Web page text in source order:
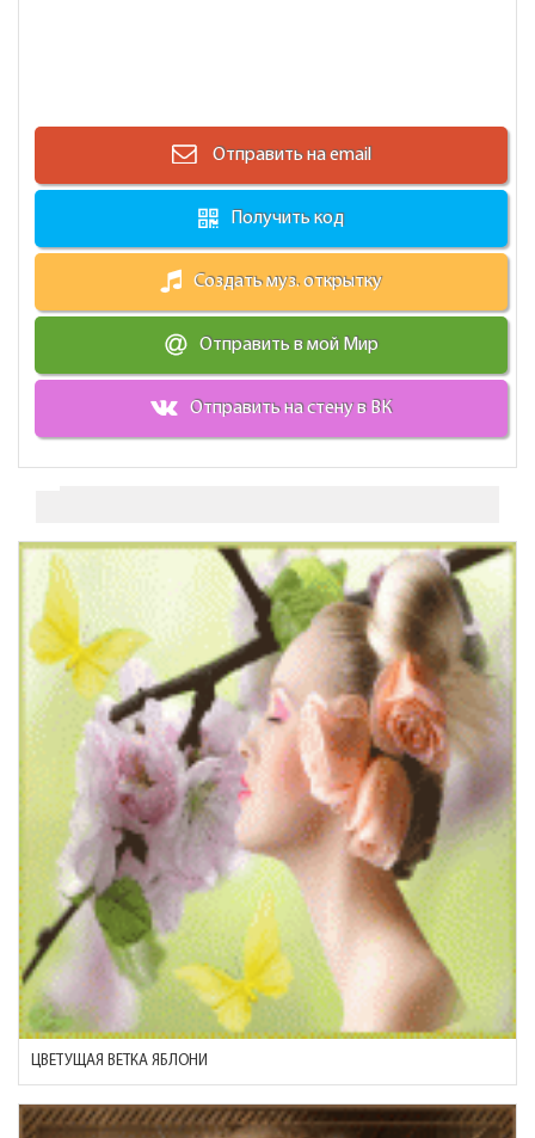
Отправить на email
Получить код
Создать муз. открытку
Отправить в мой Мир
Отправить на стену в ВК
ЦВЕТУЩАЯ ВЕТКА ЯБЛОНИ